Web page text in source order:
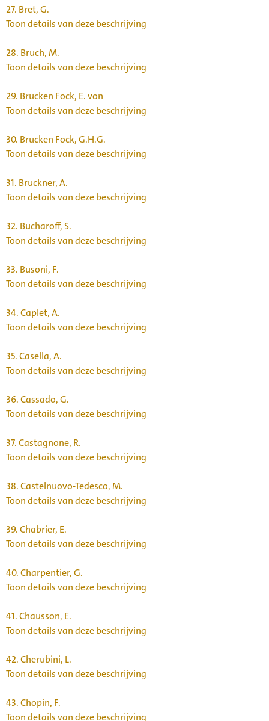
27. Bret, G.
Toon details van deze beschrijving
28. Bruch, M.
Toon details van deze beschrijving
29. Brucken Fock, E. von
Toon details van deze beschrijving
30. Brucken Fock, G.H.G.
Toon details van deze beschrijving
31. Bruckner, A.
Toon details van deze beschrijving
32. Bucharoff, S.
Toon details van deze beschrijving
33. Busoni, F.
Toon details van deze beschrijving
34.Caplet, A.
Toon details van deze beschrijving
35.Casella, A.
Toon details van deze beschrijving
36.Cassado, G.
Toon details van deze beschrijving
37.Castagnone, R.
Toon details van deze beschrijving
38.Castelnuovo-Tedesco, M.
Toon details van deze beschrijving
39.Chabrier, E.
Toon details van deze beschrijving
40.Charpentier, G.
Toon details van deze beschrijving
41.Chausson, E.
Toon details van deze beschrijving
42.Cherubini, L.
Toon details van deze beschrijving
43.Chopin, F.
Toon details van deze beschrijving